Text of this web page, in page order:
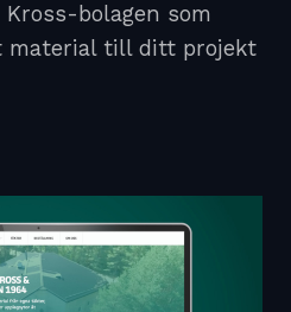
bolagen som
material till ditt projekt